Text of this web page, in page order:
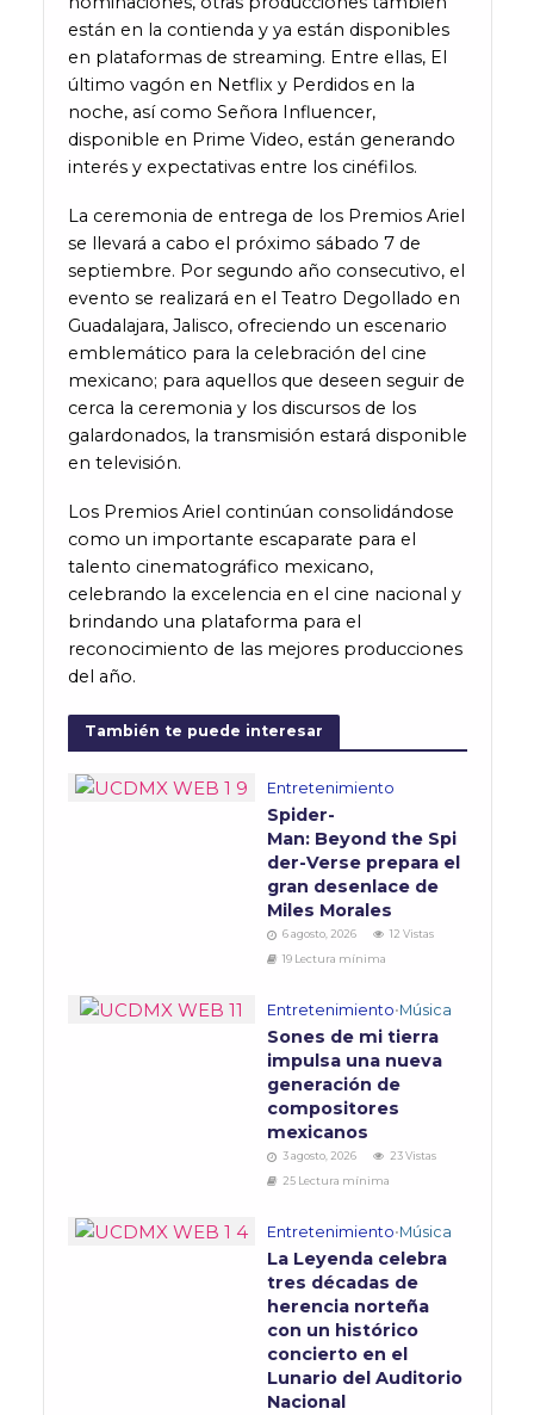
están en la contienda y ya están disponibles
en plataformas de streaming. Entre ellas, El
último vagón en Netflix y Perdidos en la
noche, así como Señora Influencer,
disponible en Prime Video, están generando
interés y expectativas entre los cinéfilos.
La ceremonia de entrega de los Premios Ariel
se llevará a cabo el próximo sábado 7 de
septiembre. Por segundo año consecutivo, el
evento se realizará en el Teatro Degollado en
Guadalajara, Jalisco, ofreciendo un escenario
emblemático para la celebración del cine
mexicano; para aquellos que deseen seguir de
cerca la ceremonia y los discursos de los
galardonados, la transmisión estará disponible
en televisión.
Los Premios Ariel continúan consolidándose
como un importante escaparate para el
talento cinematográfico mexicano,
celebrando la excelencia en el cine nacional y
brindando una plataforma para el
reconocimiento de las mejores producciones
del año.
También te puede interesar
Entretenimiento
Spider-
Man: Beyond the Spi
der-Verse prepara el
gran desenlace de
Miles Morales
6 agosto, 2026
12 Vistas
19 Lectura mínima
Entretenimiento•Música
Sones de mi tierra
impulsa una nueva
generación de
compositores
mexicanos
3 agosto, 2026
23 Vistas
25 Lectura mínima
Entretenimiento•Música
La Leyenda celebra
tres décadas de
herencia norteña
con un histórico
concierto en el
Lunario del Auditorio
Nacional